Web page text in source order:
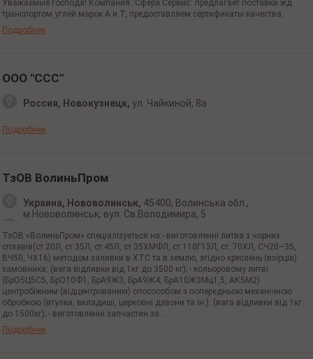
Уважаемые господа! Компания "Сфера Сервис" предлагает поставки жд
транспортом углей марок А и Т, предоставляем сертификаты качества.
Подробнее
ООО "ССС"
Россия, Новокузнецк, ул. Чайкиной, 8а
Подробнее
ТзОВ ВолиньПром
Украина, Нововолинськ, 45400, Волинська обл.,
м.Нововолинськ, вул. Св.Володимира, 5
ТзОВ «ВолиньПром» спеціалізуеться на:- виготовленні литва з чорних
сплавів(ст.20Л, ст.35Л, ст.45Л, ст.35ХМФЛ, ст.110Г13Л, ст..70ХЛ, СЧ20–35,
ВЧ50, ЧХ16) методом заливки в ХТС та в землю, згідно креслень (взірців)
замовника: (вага відливки від 1кг до 3500 кг); - кольоровому литві
(БрО5Ц5С5, БрО10Ф1, БрА9Ж3, БрА9Ж4, БрА10Ж3Мц1,5, АК5М2)
центробіжним (відцентрованим) спосособом з попередньою механічною
обробкою (втулки, вкладиші, церковні дзвони та ін.): (вага відливки від 1кг
до 1500кг); - виготовленні запчастин за...
Подробнее